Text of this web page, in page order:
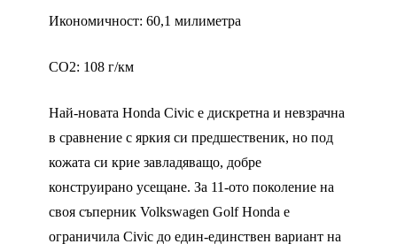
Икономичност: 60,1 милиметра
CO2: 108 г/км
Най-новата Honda Civic е дискретна и невзрачна
в сравнение с яркия си предшественик, но под
кожата си крие завладяващо, добре
конструирано усещане. За 11-ото поколение на
своя съперник Volkswagen Golf Honda е
ограничила Civic до един-единствен вариант на